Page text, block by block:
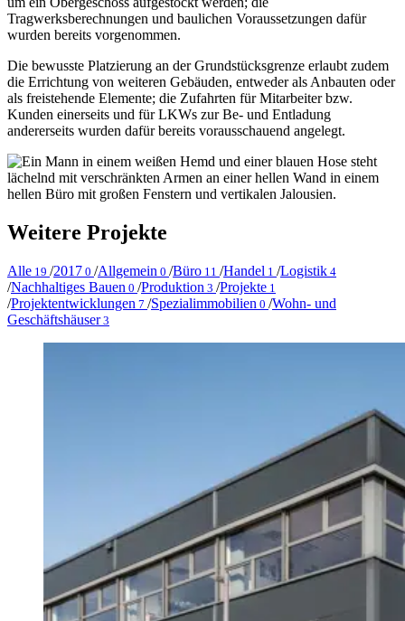
Tragwerksberechnungen und baulichen Voraussetzungen dafür
wurden bereits vorgenommen.
Die bewusste Platzierung an der Grundstücksgrenze erlaubt zudem
die Errichtung von weiteren Gebäuden, entweder als Anbauten oder
als freistehende Elemente; die Zufahrten für Mitarbeiter bzw.
Kunden einerseits und für LKWs zur Be- und Entladung
andererseits wurden dafür bereits vorausschauend angelegt.
Weitere Projekte
Alle 19 /2017 0 /Allgemein 0 /Büro 11 /Handel 1 /Logistik 4
/Nachhaltiges Bauen 0 /Produktion 3 /Projekte 1
/Projektentwicklungen 7 /Spezialimmobilien 0 /Wohn- und
Geschäftshäuser3